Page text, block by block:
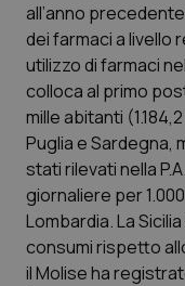
Tiroide
Tumore al
Tumore
Tumori del
Tumori
all’anno
dei farmaci a livello
utilizzo di farmaci
colloca al primo
mille abitanti
Puglia e Sardegna,
stati rilevati nella
giornaliere per
Lombardia. La
consumi rispetto
il Molise ha